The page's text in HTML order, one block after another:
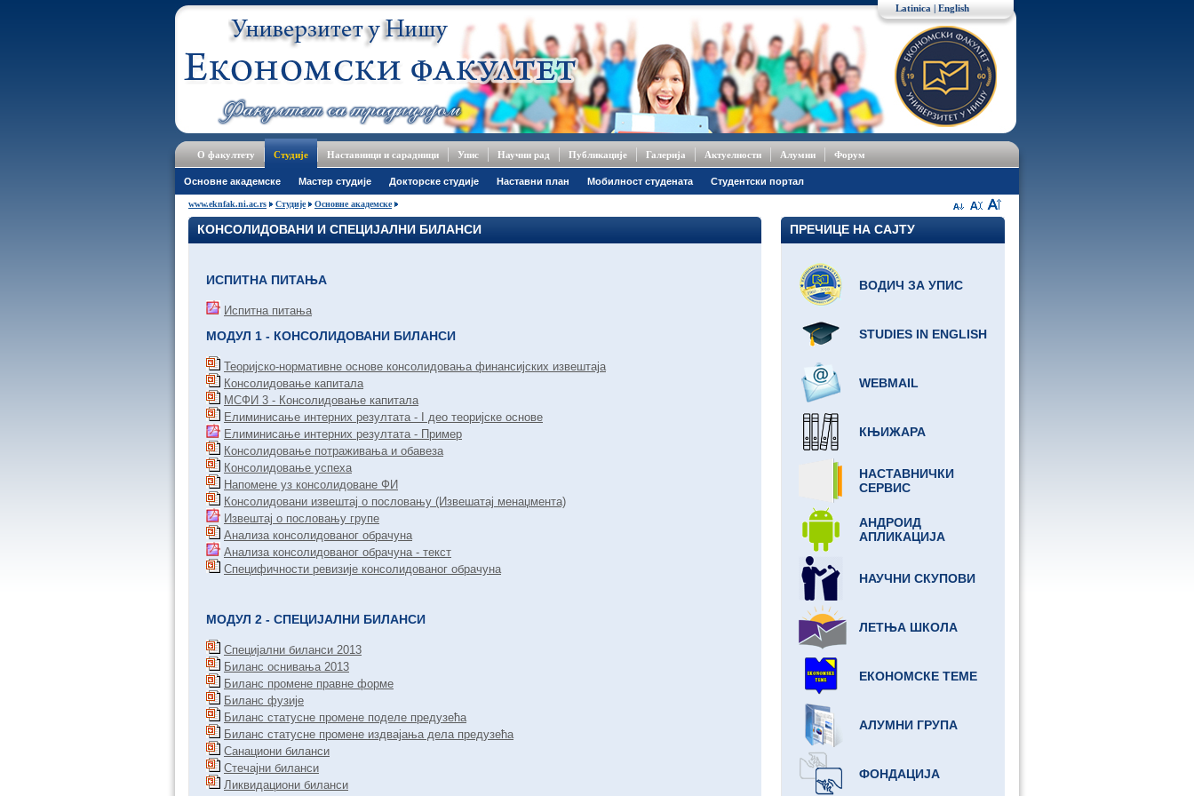
Latinica | English
О факултету Студије Наставници и сарадници Упис Научни рад Публикације Галерија Актуелности Алумни Форум
Основне академске Мастер студије Докторске студије Наставни план Мобилност студената Студентски портал
www.eknfak.ni.ac.rs Студије Основне академске
КОНСОЛИДОВАНИ И СПЕЦИЈАЛНИ БИЛАНСИ
ИСПИТНА ПИТАЊА
Испитна питања
МОДУЛ 1 - КОНСОЛИДОВАНИ БИЛАНСИ
Теоријско-нормативне основе консолидовања финансијских извештаја
Консолидовање капитала
МСФИ 3 - Консолидовање капитала
Елиминисање интерних резултата - I део теоријске основе
Елиминисање интерних резултата - Пример
Консолидовање потраживања и обавеза
Консолидовање успеха
Напомене уз консолидоване ФИ
Консолидовани извештај о пословању (Извешатај менаџмента)
Извештај о пословању групе
Анализа консолидованог обрачуна
Анализа консолидованог обрачуна - текст
Специфичности ревизије консолидованог обрачуна
МОДУЛ 2 - СПЕЦИЈАЛНИ БИЛАНСИ
Специјални биланси 2013
Биланс оснивања 2013
Биланс промене правне форме
Биланс фузије
Биланс статусне промене поделе предузећа
Биланс статусне промене издвајања дела предузећа
Санациони биланси
Стечајни биланси
Ликвидациони биланси
ПРЕЧИЦЕ НА САЈТУ
ВОДИЧ ЗА УПИС
STUDIES IN ENGLISH
WEBMAIL
КЊИЖАРА
НАСТАВНИЧКИ
СЕРВИС
АНДРОИД
АПЛИКАЦИЈА
НАУЧНИ СКУПОВИ
ЛЕТЊА ШКОЛА
ЕКОНОМСКЕ ТЕМЕ
АЛУМНИ ГРУПА
ФОНДАЦИЈА